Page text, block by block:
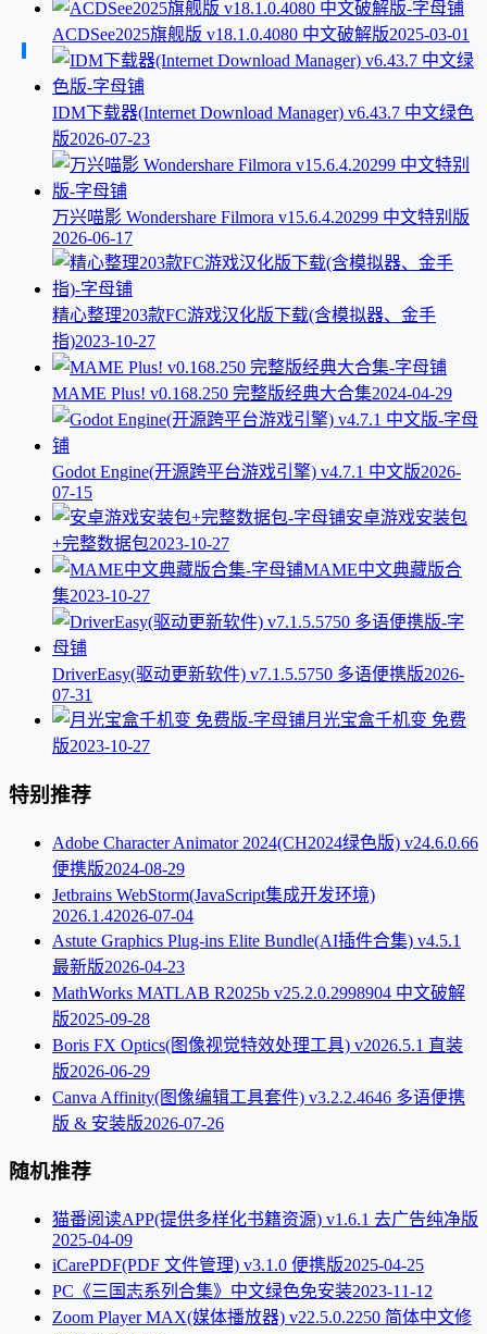
ACDSee2025旗舰版 v18.1.0.4080 中文破解版2025-03-01
IDM下载器(Internet Download Manager) v6.43.7 中文绿色
版2026-07-23
万兴喵影 Wondershare Filmora v15.6.4.20299 中文特别版
2026-06-17
精心整理203款FC游戏汉化版下载(含模拟器、金手
指)2023-10-27
MAME Plus! v0.168.250 完整版经典大合集2024-04-29
Godot Engine(开源跨平台游戏引擎) v4.7.1 中文版2026-
07-15
安卓游戏安装包
+完整数据包2023-10-27
MAME中文典藏版合
集2023-10-27
DriverEasy(驱动更新软件) v7.1.5.5750 多语便携版2026-
07-31
月光宝盒千机变 免费
版2023-10-27
特别推荐
Adobe Character Animator 2024(CH2024绿色版) v24.6.0.66
便携版2024-08-29
Jetbrains WebStorm(JavaScript集成开发环境)
2026.1.42026-07-04
Astute Graphics Plug-ins Elite Bundle(AI插件合集) v4.5.1
最新版2026-04-23
MathWorks MATLAB R2025b v25.2.0.2998904 中文破解
版2025-09-28
Boris FX Optics(图像视觉特效处理工具) v2026.5.1 直装
版2026-06-29
Canva Affinity(图像编辑工具套件) v3.2.2.4646 多语便携
版 & 安装版2026-07-26
随机推荐
猫番阅读APP(提供多样化书籍资源) v1.6.1 去广告纯净版
2025-04-09
iCarePDF(PDF 文件管理) v3.1.0 便携版2025-04-25
PC《三国志系列合集》中文绿色免安装2023-11-12
Zoom Player MAX(媒体播放器) v22.5.0.2250 简体中文修